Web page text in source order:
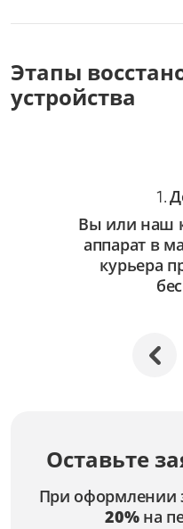
Этапы
устройства
1.
Вы или наш
аппарат в
курьера
Оставьте
При оформлении
20%на